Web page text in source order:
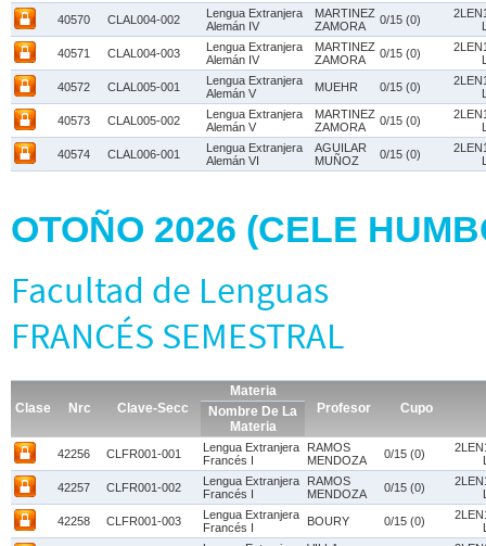
40570 CLAL004-002
Lengua Extranjera
Alemán IV
MARTINEZ
ZAMORA
0/15 (0)
40571 CLAL004-003
Lengua Extranjera
Alemán IV
MARTINEZ
ZAMORA
0/15 (0)
40572 CLAL005-001
Lengua Extranjera
Alemán V
MUEHR 0/15 (0)
40573 CLAL005-002
Lengua Extranjera
Alemán V
MARTINEZ
ZAMORA
0/15 (0)
40574 CLAL006-001
Lengua Extranjera
Alemán VI
AGUILAR
MUÑOZ
0/15 (0)
OTOÑO 2026 (CELE
Facultad de Lenguas
FRANCÉS SEMESTRAL
Clase Nrc Clave-Secc
Materia
Profesor
Cupo
Nombre De La
Materia
42256 CLFR001-001
Lengua Extranjera
Francés I
RAMOS
MENDOZA
0/15 (0)
42257 CLFR001-002
Lengua Extranjera
Francés I
RAMOS
MENDOZA
0/15 (0)
42258 CLFR001-003
Lengua Extranjera
Francés I
BOURY 0/15 (0)